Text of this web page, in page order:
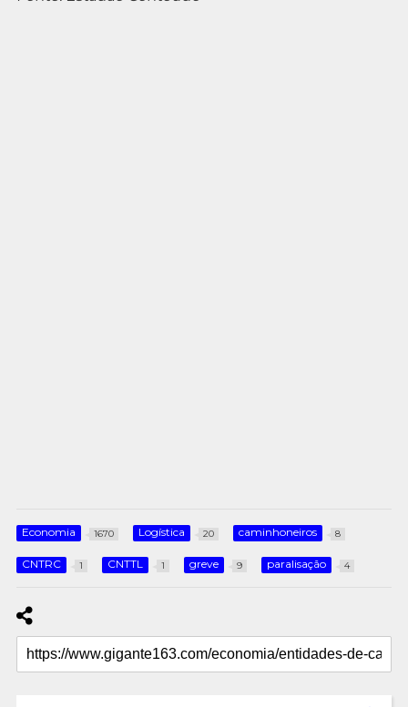
Economia 1670 Logística 20 caminhoneiros 8
CNTRC 1 CNTTL 1 greve 9 paralisação 4